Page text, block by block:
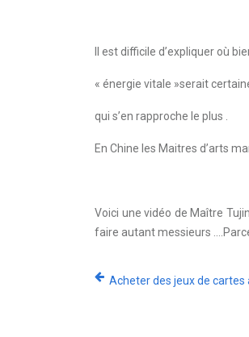
Il est difficile d’expliquer où
« énergie vitale »serait
qui s’en rapproche le plus .
En Chine les Maitres d’arts
Voici une vidéo de Maître
faire autant messieurs
Acheter des jeux de